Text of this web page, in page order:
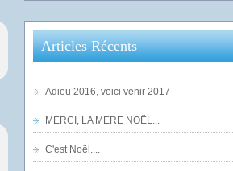
Articles Récents
Adieu 2016, voici venir 2017
MERCI, LA MERE NOËL...
C'est Noël....